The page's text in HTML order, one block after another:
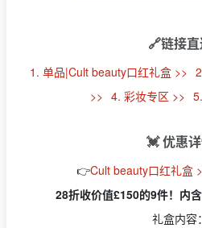
🔗链接
1. 单品|Cult beauty口红礼盒 >>
>> 4. 彩妆专区 >>
💓 优惠
👉Cult beauty口红礼盒
28折收价值£150的9件！内
礼盒内容：